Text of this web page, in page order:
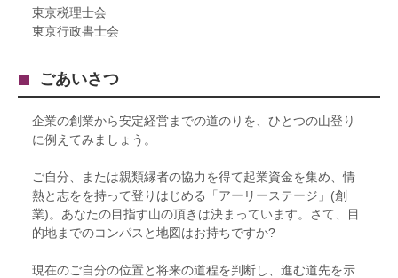
東京税理士会
東京行政書士会
ごあいさつ
企業の創業から安定経営までの道のりを、ひとつの山登り
に例えてみましょう。
ご自分、または親類縁者の協力を得て起業資金を集め、情
熱と志をを持って登りはじめる「アーリーステージ」(創
業)。あなたの目指す山の頂きは決まっています。さて、目
的地までのコンパスと地図はお持ちですか?
現在のご自分の位置と将来の道程を判断し、進む道先を示